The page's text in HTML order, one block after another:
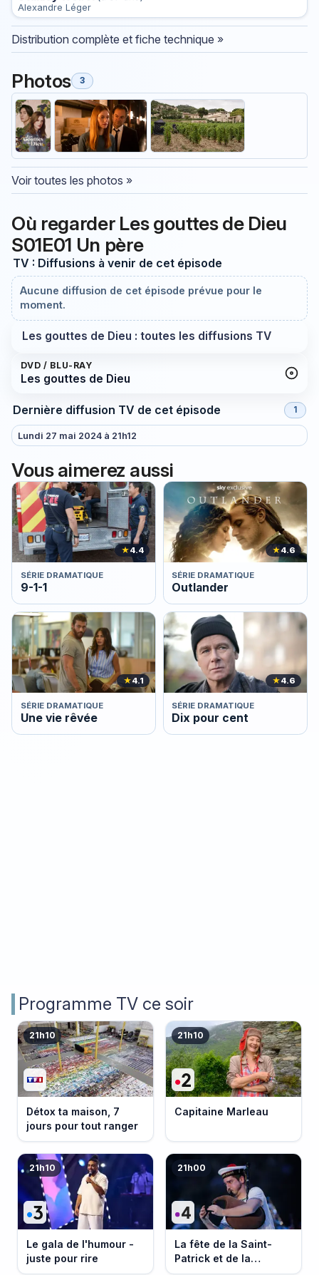
Alexandre Léger
Distribution complète et fiche technique »
Photos 3
Voir toutes les photos »
Où regarder Les gouttes de Dieu
S01E01 Un père
TV : Diffusions à venir de cet épisode
Aucune diffusion de cet épisode prévue pour le
moment.
Les gouttes de Dieu : toutes les diffusions TV
DVD / BLU-RAY
Les gouttes de Dieu
Dernière diffusion TV de cet épisode 1
Lundi 27 mai 2024 à 21h12
Vous aimerez aussi
★4.4
SÉRIE DRAMATIQUE
9-1-1
★4.6
SÉRIE DRAMATIQUE
Outlander
★4.1
SÉRIE DRAMATIQUE
Une vie rêvée
★4.6
SÉRIE DRAMATIQUE
Dix pour cent
Programme TV ce soir
21h10
Détox ta maison, 7
jours pour tout ranger
21h10
Capitaine Marleau
21h10
Le gala de l'humour -
juste pour rire
21h00
La fête de la Saint-
Patrick et de la